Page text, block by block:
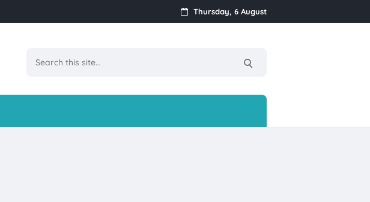
Mesti Masuk Bucket List!
Thursday, 6 August